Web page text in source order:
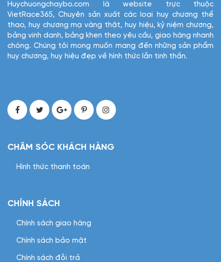
Huychuongchaybo.com là website trực thuộc
VietRace365, Chuyên sản xuất các loại huy chương thể
thao, huy chương mạ vàng thật, huy hiệu, kỷ niệm chương,
bảng vinh danh, bảng khen theo yêu cầu, giao hàng nhanh
chóng. Chúng tôi mong muốn mang đến những sản phẩm
huy chương, huy hiệu đẹp về hình thức lẫn tinh thần.
CHĂM SÓC KHÁCH HÀNG
Hình thức thanh toán
CHÍNH SÁCH
Chính sách giao hàng
Chính sách bảo mật
Chính sách đỗi trả